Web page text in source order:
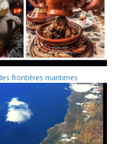
frontières maritimes